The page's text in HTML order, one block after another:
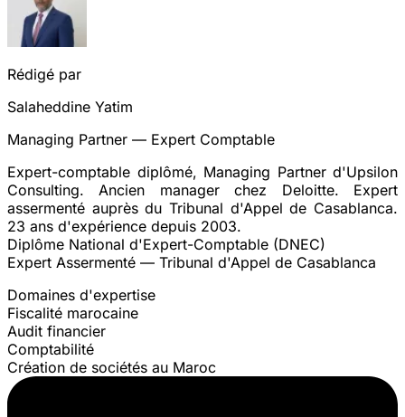
Rédigé par
Salaheddine Yatim
Managing Partner — Expert Comptable
Expert-comptable diplômé, Managing Partner d'Upsilon
Consulting. Ancien manager chez Deloitte. Expert
assermenté auprès du Tribunal d'Appel de Casablanca.
23 ans d'expérience depuis 2003.
Diplôme National d'Expert-Comptable (DNEC)
Expert Assermenté — Tribunal d'Appel de Casablanca
Domaines d'expertise
Fiscalité marocaine
Audit financier
Comptabilité
Création de sociétés au Maroc